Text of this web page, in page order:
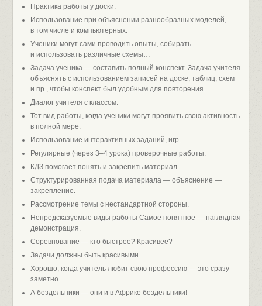
Практика работы у доски.
Использование при объяснении разнообразных моделей,
в том числе и компьютерных.
Ученики могут сами проводить опыты, собирать
и использовать различные схемы…
Задача ученика — составить полный конспект. Задача учителя
объяснять с использованием записей на доске, таблиц, схем
и пр., чтобы конспект был удобным для повторения.
Диалог учителя с классом.
Тот вид работы, когда ученики могут проявить свою активность
в полной мере.
Использование интерактивных заданий, игр.
Регулярные (через 3–4 урока) проверочные работы.
КДЗ помогает понять и закрепить материал.
Структурированная подача материала — объяснение —
закрепление.
Рассмотрение темы с нестандартной стороны.
Непредсказуемые виды работы Самое понятное — наглядная
демонстрация.
Соревнование — кто быстрее? Красивее?
Задачи должны быть красивыми.
Хорошо, когда учитель любит свою профессию — это сразу
заметно.
А бездельники — они и в Африке бездельники!